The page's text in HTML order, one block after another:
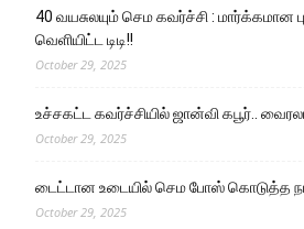
40 வயசுலயும் செம கவர்ச்சி :
வெளியிட்ட டிடி!!
October 29, 2025
உச்சகட்ட கவர்ச்சியில் ஜான்வி கபூர்..
October 29, 2025
டைட்டான உடையில் செம போஸ் கொடுத்த
October 29, 2025